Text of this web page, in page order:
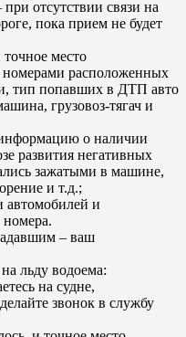
при отсутствии связи на
пока прием не будет
место
номерами расположенных
тип попавших в ДТП авто
грузовоз-тягач и
о наличии
развития негативных
зажатыми в машине,
и т.д.;
автомобилей и
– ваш
льду водоема:
на судне,
звонок в службу